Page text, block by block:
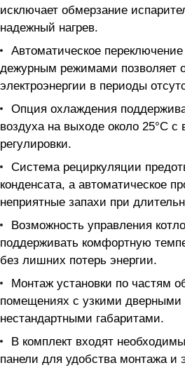
исключает обмерзание
надежный нагрев.
Автоматическое
дежурным режимами позволяет
электроэнергии в периоды
Опция охлаждения
воздуха на выходе около 25°С с
регулировки.
Система рециркуляции
конденсата, а автоматическое
неприятные запахи при
Возможность управления
поддерживать комфортную
без лишних потерь энергии.
Монтаж установки по частям
помещениях с узкими
нестандартными габаритами.
В комплект входят
панели для удобства монтажа и